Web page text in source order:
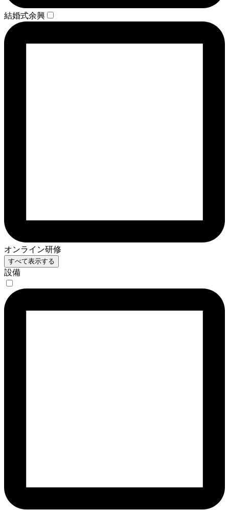
結婚式余興
オンライン研修
すべて表示する
設備